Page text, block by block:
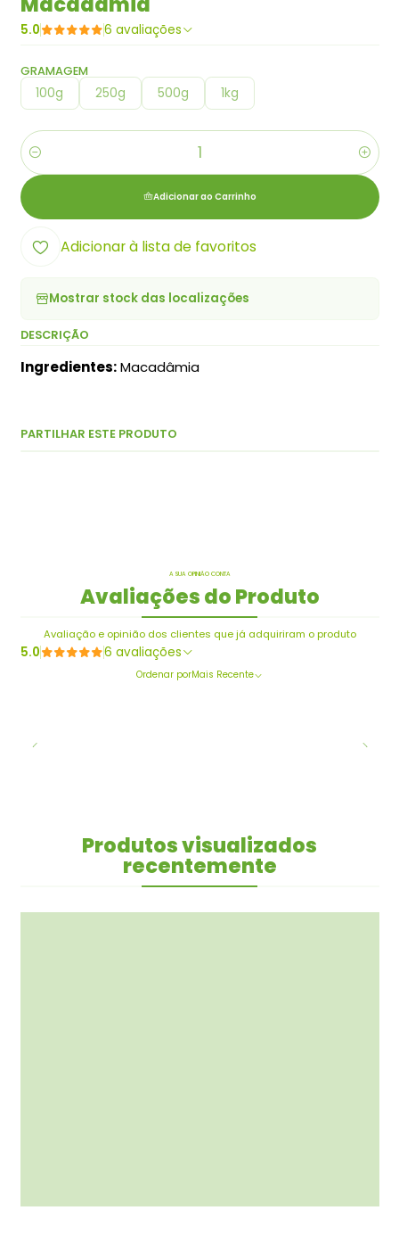
5.0 6 avaliações
GRAMAGEM
100g 250g 500g 1kg
Quantidade
Adicionar ao Carrinho
Adicionar à lista de favoritos
Mostrar stock das localizações
DESCRIÇÃO
Ingredientes:Macadâmia
PARTILHAR ESTE PRODUTO
A SUA OPINIÃO CONTA
Avaliações do Produto
Avaliação e opinião dos clientes que já adquiriram o produto
5.0 6 avaliações
Ordenar porMais Recente
Produtos visualizados
recentemente